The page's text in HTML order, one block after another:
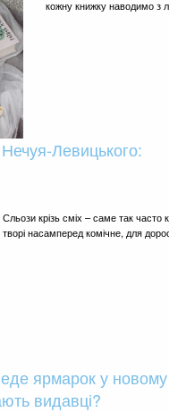
кожну книжку наводимо з
Левицького:
Сльози крізь сміх – саме так часто
творі насамперед комічне, для
ярмарок у новому
видавці?